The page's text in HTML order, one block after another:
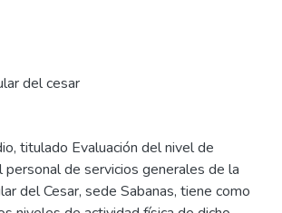
del cesar
titulado Evaluación del nivel de
personal de servicios generales de la
del Cesar, sede Sabanas, tiene como